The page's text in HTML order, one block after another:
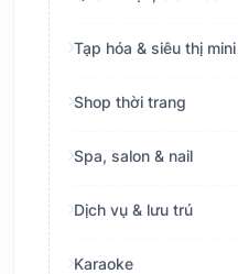
Tạp hóa & siêu thị mini
Shop thời trang
Spa, salon & nail
Dịch vụ & lưu trú
Karaoke